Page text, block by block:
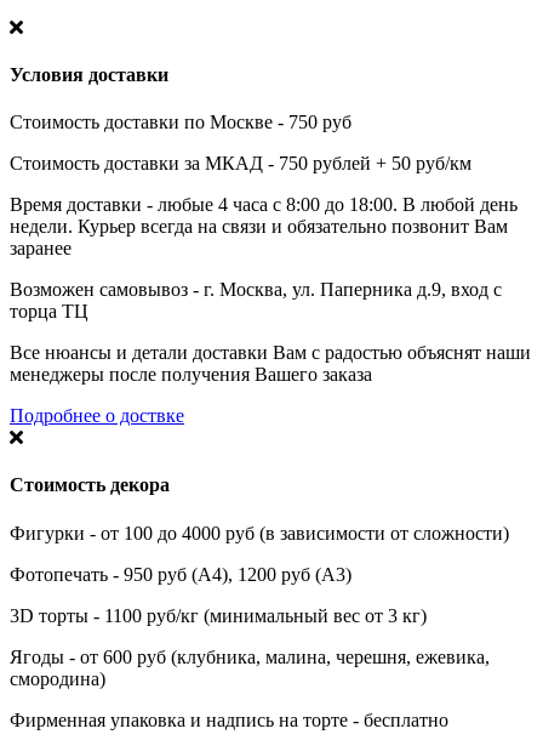
Условия доставки
Стоимость доставки по Москве - 750 руб
Стоимость доставки за МКАД - 750 рублей + 50 руб/км
Время доставки - любые 4 часа с 8:00 до 18:00. В любой день
недели. Курьер всегда на связи и обязательно позвонит Вам
заранее
Возможен самовывоз - г. Москва, ул. Паперника д.9, вход с
торца ТЦ
Все нюансы и детали доставки Вам с радостью объяснят наши
менеджеры после получения Вашего заказа
Подробнее о доствке
Стоимость декора
Фигурки - от 100 до 4000 руб (в зависимости от сложности)
Фотопечать - 950 руб (А4), 1200 руб (А3)
3D торты - 1100 руб/кг (минимальный вес от 3 кг)
Ягоды - от 600 руб (клубника, малина, черешня, ежевика,
смородина)
Фирменная упаковка и надпись на торте - бесплатно